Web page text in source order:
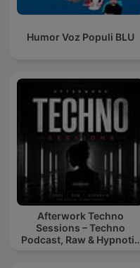
Humor Voz Populi BLU
Afterwork Techno
Sessions – Techno
Podcast, Raw & Hypnotic